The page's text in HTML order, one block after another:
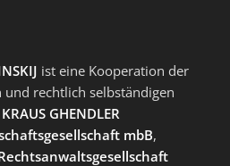
ist eine Kooperation der
rechtlich selbständigen
KRAUS GHENDLER
mbB,
Rechtsanwaltsgesellschaft